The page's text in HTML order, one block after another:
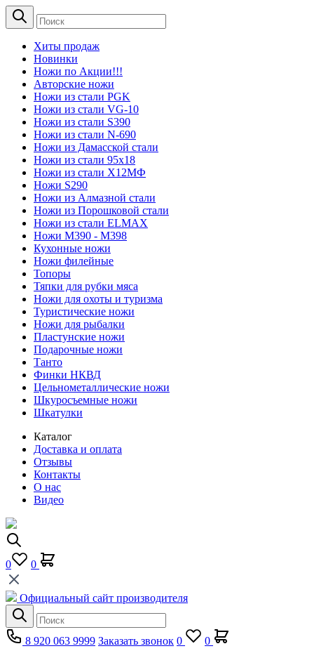
Хиты продаж
Новинки
Ножи по Акции!!!
Авторские ножи
Ножи из стали PGK
Ножи из стали VG-10
Ножи из стали S390
Ножи из стали N-690
Ножи из Дамасской стали
Ножи из стали 95х18
Ножи из стали Х12МФ
Ножи S290
Ножи из Алмазной стали
Ножи из Порошковой стали
Ножи из стали ELMAX
Ножи М390 - М398
Кухонные ножи
Ножи филейные
Топоры
Тяпки для рубки мяса
Ножи для охоты и туризма
Туристические ножи
Ножи для рыбалки
Пластунские ножи
Подарочные ножи
Танто
Финки НКВД
Цельнометаллические ножи
Шкуросъемные ножи
Шкатулки
Каталог
Доставка и оплата
Отзывы
Контакты
О нас
Видео
0 0
Официальный сайт производителя
8 920 063 9999 Заказать звонок 0
0